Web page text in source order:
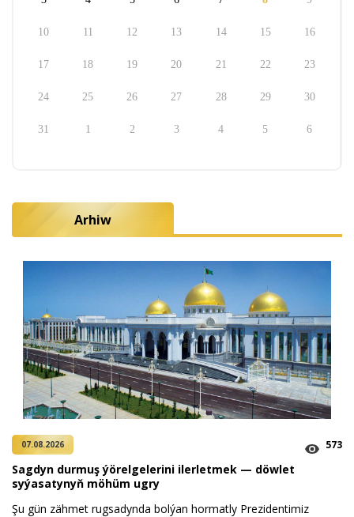
Arhiw
07.08.2026 573
Sagdyn durmuş ýörelgelerini ilerletmek — döwlet
syýasatynyň möhüm ugry
Şu gün zähmet rugsadynda bolýan hormatly Prezidentimiz
10 11 12 13 14 15 16
17 18 19 20 21 22 23
24 25 26 27 28 29 30
31 1 2 3 4 5 6